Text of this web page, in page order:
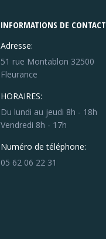
INFORMATIONS DE CONTACT
Adresse:
51 rue Montablon 32500
Fleurance
HORAIRES:
Du lundi au jeudi 8h - 18h
Vendredi 8h - 17h
Numéro de téléphone:
05 62 06 22 31